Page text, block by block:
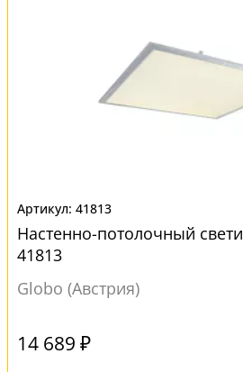
41813
Настенно-потолочный
41813
Globo (Австрия)
14 689 ₽